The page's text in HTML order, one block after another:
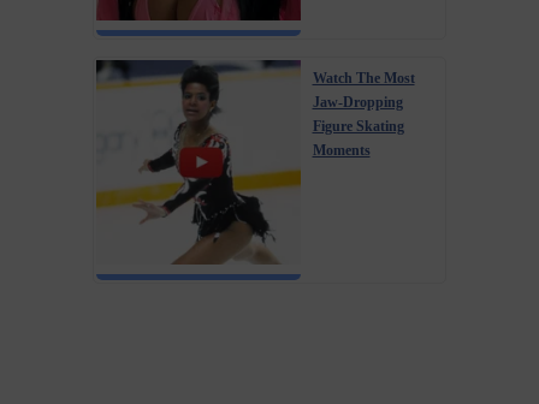
Watch The Most
Jaw‑Dropping
Figure Skating
Moments